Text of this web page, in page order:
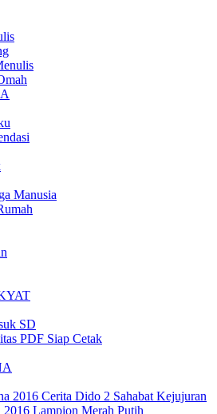
Manusia
SD
PDF Siap Cetak
2016 Cerita Dido 2 Sahabat Kejujuran
2016 Lampion Merah Putih